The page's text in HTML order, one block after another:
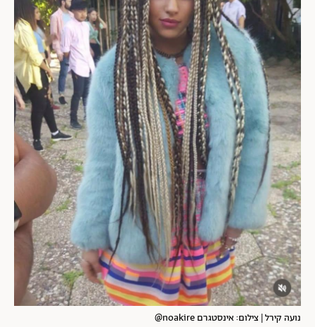
נועה קירל | צילום: אינסטגרם noakire@